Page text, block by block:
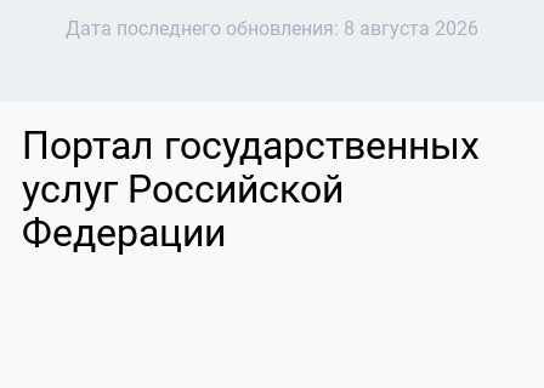
Дата последнего обновления: 8 августа 2026
Портал государственных
услуг Российской
Федерации